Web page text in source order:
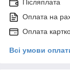
Післяплата
Оплата на
Оплата
Всі умови